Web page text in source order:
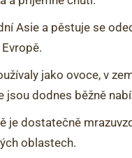
Asie a pěstuje se
jako ovoce, v
jsou dodnes běžně
je dostatečně
oblastech.